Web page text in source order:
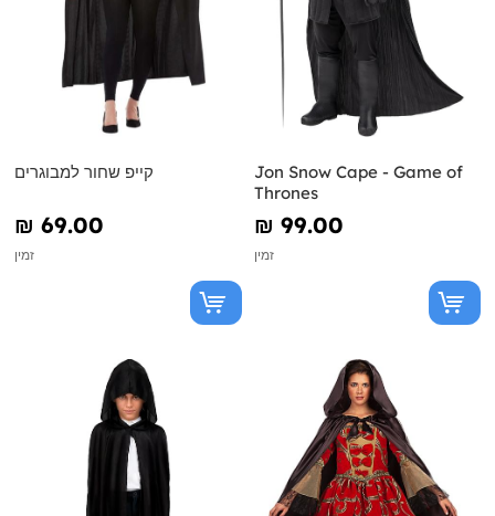
קייפ שחור למבוגרים
₪‎ 69.00
זמין
Jon Snow Cape - Game of
Thrones
₪‎ 99.00
זמין